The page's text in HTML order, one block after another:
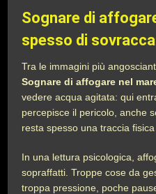
Sognare di
spesso di
Tra le immagini più
Sognare di affogare nel
vedere acqua agitata: qui
percepisce il pericolo, anche
resta spesso una traccia fisica
In una lettura psicologica,
sopraffatti. Troppe cose da
troppa pressione, poche